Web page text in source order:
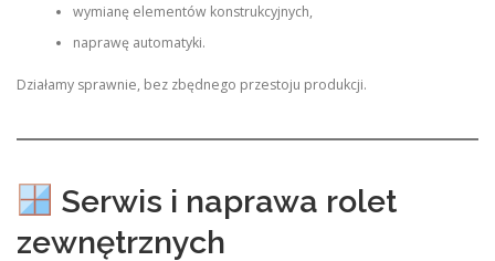
wymianę elementów konstrukcyjnych,
naprawę automatyki.
Działamy sprawnie, bez zbędnego przestoju produkcji.
Serwis i naprawa rolet
zewnętrznych